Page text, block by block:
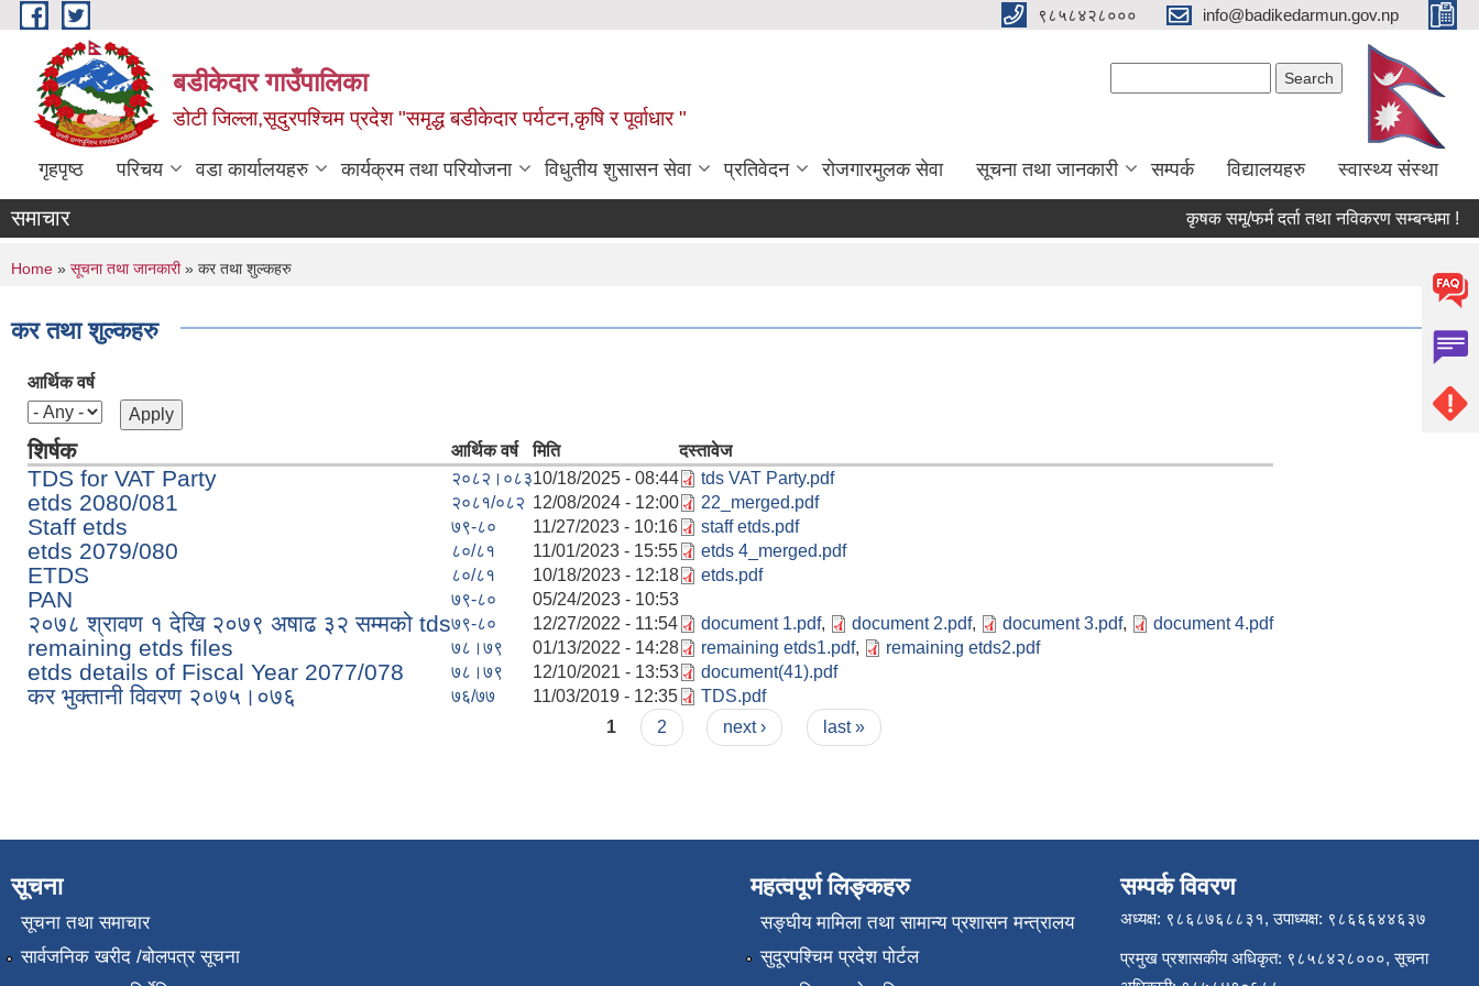
Skip to main content ९८५८४२८००० info@badikedarmun.gov.np
बडीकेदार गाउँपालिका
डोटी जिल्ला,सूदुरपश्चिम प्रदेश "समृद्ध बडीकेदार पर्यटन,कृषि र पूर्वाधार "
गृहपृष्ठ परिचय वडा कार्यालयहरु कार्यक्रम तथा परियोजना विधुतीय शुसासन सेवा प्रतिवेदन रोजगारमुलक सेवा सूचना तथा जानकारी सम्पर्क विद्यालयहरु स्वास्थ्य संस्था
समाचार कृषक समू/फर्म दर्ता तथा नविकरण सम्बन्धमा !
You are here
Home » सूचना तथा जानकारी» कर तथा शुल्कहरु
कर तथा शुल्कहरु
आर्थिक वर्ष
शिर्षक आर्थिक वर्ष मिति दस्तावेज
TDS for VAT Party २०८२।०८३10/18/2025 - 08:44 tds VAT Party.pdf
etds 2080/081 २०८१/०८२ 12/08/2024 - 12:00 22_merged.pdf
Staff etds ७९-८० 11/27/2023 - 10:16 staff etds.pdf
etds 2079/080 ८०/८१ 11/01/2023 - 15:55 etds 4_merged.pdf
ETDS ८०/८१ 10/18/2023 - 12:18 etds.pdf
PAN ७९-८० 05/24/2023 - 10:53
२०७८ श्रावण १ देखि २०७९ अषाढ ३२ सम्मको tds७९-८० 12/27/2022 - 11:54 document 1.pdf, document 2.pdf, document 3.pdf, document 4.pdf
remaining etds files ७८।७९ 01/13/2022 - 14:28 remaining etds1.pdf, remaining etds2.pdf
etds details of Fiscal Year 2077/078 ७८।७९ 12/10/2021 - 13:53 document(41).pdf
कर भुक्तानी विवरण २०७५।०७६ ७६/७७ 11/03/2019 - 12:35 TDS.pdf
1 2 next › last »
सूचना
सूचना तथा समाचार
सार्वजनिक खरीद /बोलपत्र सूचना
महत्वपूर्ण लिङ्कहरु
सङ्‍घीय मामिला तथा सामान्य प्रशासन मन्त्रालय
सुदूरपश्चिम प्रदेश पोर्टल
सम्पर्क विवरण
अध्यक्ष: ९८६८७६८८३१, उपाध्यक्ष: ९८६६६४४६३७
प्रमुख प्रशासकीय अधिकृत: ९८५८४२८०००, सूचना